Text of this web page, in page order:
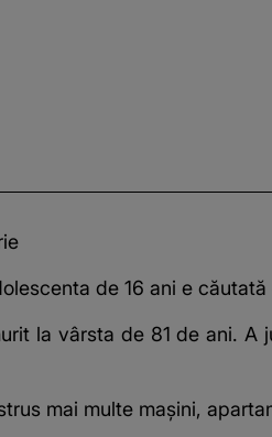
de 16 ani e
la vârsta de 81 de ani.
mai multe mașini,